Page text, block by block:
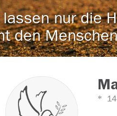
lassen nur die
den